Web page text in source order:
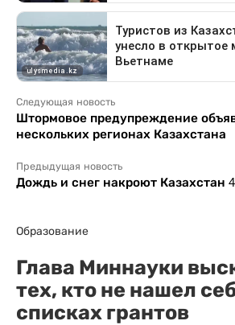
Следующая новость
Штормовое предупреждение
нескольких регионах Казахстана
Предыдущая новость
Дождь и снег накроют Казахстан
Образование
Глава Миннауки
тех, кто не нашел
списках грантов